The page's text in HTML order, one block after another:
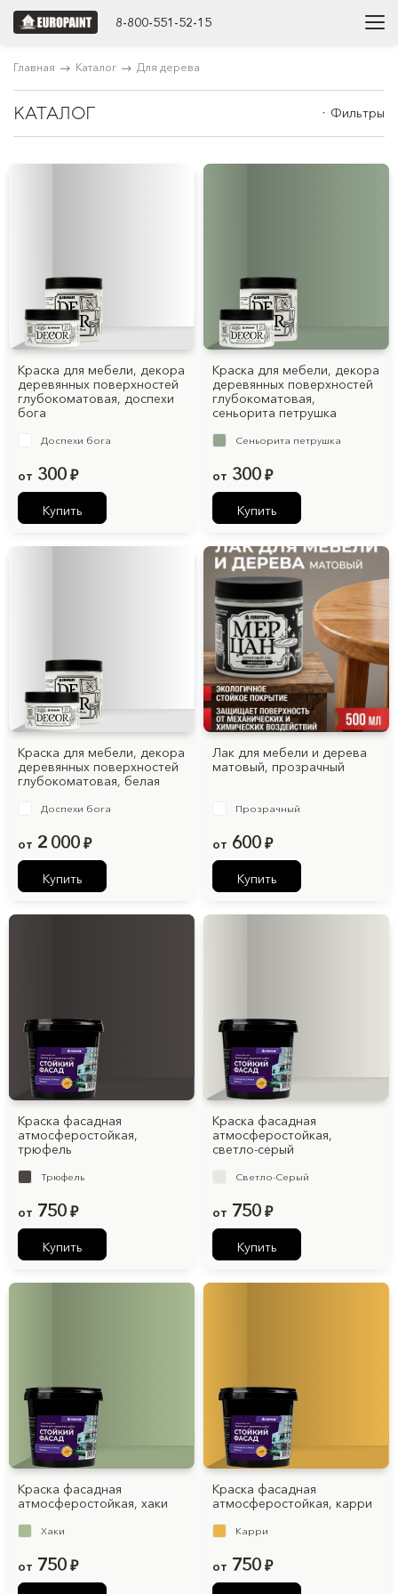
8-800-551-52-15
Главная Каталог Для дерева
КАТАЛОГ Фильтры
Краска для мебели, декора
деревянных поверхностей
глубокоматовая, доспехи
бога
Доспехи бога
от 300 ₽
Купить
Краска для мебели, декора
деревянных поверхностей
глубокоматовая,
сеньорита петрушка
Сеньорита петрушка
от 300 ₽
Купить
Краска для мебели, декора
деревянных поверхностей
глубокоматовая, белая
Доспехи бога
от 2 000 ₽
Купить
Лак для мебели и дерева
матовый, прозрачный
Прозрачный
от 600 ₽
Купить
Краска фасадная
атмосферостойкая,
трюфель
Трюфель
от 750 ₽
Купить
Краска фасадная
атмосферостойкая,
светло-серый
Светло-Серый
от 750 ₽
Купить
Краска фасадная
атмосферостойкая, хаки
Хаки
от 750 ₽
Краска фасадная
атмосферостойкая, карри
Карри
от 750 ₽